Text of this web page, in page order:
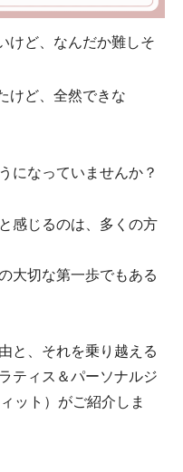
けど、なんだか難しそ
けど、全然できな
になっていませんか？
感じるのは、多くの方
大切な第一歩でもある
と、それを乗り越える
ティス＆パーソナルジ
ット）がご紹介しま